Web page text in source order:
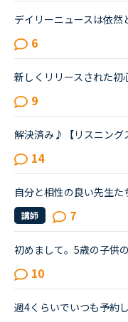
6
9
14
講師 7
10